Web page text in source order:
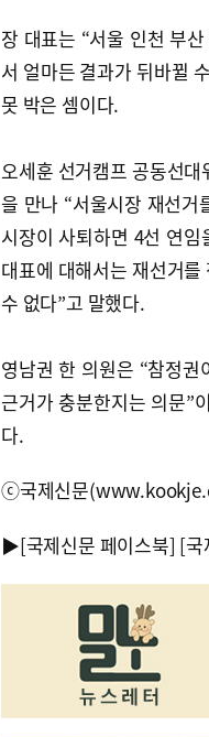
장 대표는 “서울 인천 부
서 얼마든 결과가 뒤바뀔
못 박은 셈이다.
오세훈 선거캠프 공동선
을 만나 “서울시장 재선거
시장이 사퇴하면 4선 연
대표에 대해서는 재선거
수 없다”고 말했다.
영남권 한 의원은 “참정
근거가 충분한지는 의문”
다.
ⓒ국제신문
▶[국제신문 페이스북] [국